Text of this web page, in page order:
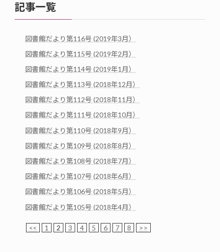
記事一覧
図書館だより第116号 (2019年3月）
図書館だより第115号 (2019年2月）
図書館だより第114号 (2019年1月）
図書館だより第113号 (2018年12月）
図書館だより第112号 (2018年11月）
図書館だより第111号 (2018年10月）
図書館だより第110号 (2018年9月）
図書館だより第109号 (2018年8月）
図書館だより第108号 (2018年7月）
図書館だより第107号 (2018年6月）
図書館だより第106号 (2018年5月）
図書館だより第105号 (2018年4月）
<< 1 2 3 4 5 6 7 8 >>